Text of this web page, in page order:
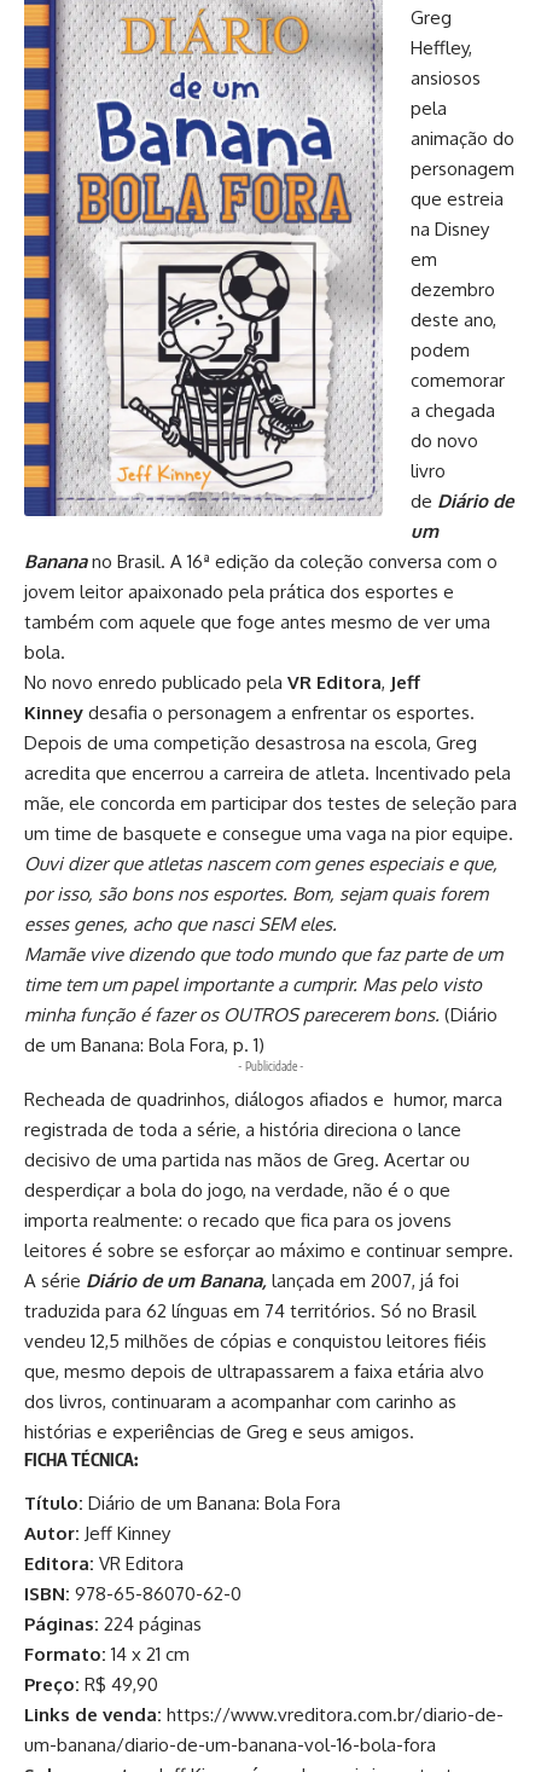
Greg
Heffley,
ansiosos
pela
animação do
personagem
que estreia
na Disney
em
dezembro
deste ano,
podem
comemorar
a chegada
do novo
livro
de Diário de
um
Bananano Brasil. A 16ª edição da coleção conversa com o
jovem leitor apaixonado pela prática dos esportes e
também com aquele que foge antes mesmo de ver uma
bola.
No novo enredo publicado pela VR Editora, Jeff
Kinney desafia o personagem a enfrentar os esportes.
Depois de uma competição desastrosa na escola, Greg
acredita que encerrou a carreira de atleta. Incentivado pela
mãe, ele concorda em participar dos testes de seleção para
um time de basquete e consegue uma vaga na pior equipe.
Ouvi dizer que atletas nascem com genes especiais e que,
por isso, são bons nos esportes. Bom, sejam quais forem
esses genes, acho que nasci SEM eles.
Mamãe vive dizendo que todo mundo que faz parte de um
time tem um papel importante a cumprir. Mas pelo visto
minha função é fazer os OUTROS parecerem bons. (Diário
de um Banana: Bola Fora, p. 1)
- Publicidade -
Recheada de quadrinhos, diálogos afiados e humor, marca
registrada de toda a série, a história direciona o lance
decisivo de uma partida nas mãos de Greg. Acertar ou
desperdiçar a bola do jogo, na verdade, não é o que
importa realmente: o recado que fica para os jovens
leitores é sobre se esforçar ao máximo e continuar sempre.
A série Diário de um Banana, lançada em 2007, já foi
traduzida para 62 línguas em 74 territórios. Só no Brasil
vendeu 12,5 milhões de cópias e conquistou leitores fiéis
que, mesmo depois de ultrapassarem a faixa etária alvo
dos livros, continuaram a acompanhar com carinho as
histórias e experiências de Greg e seus amigos.
FICHA TÉCNICA:
Título: Diário de um Banana: Bola Fora
Autor: Jeff Kinney
Editora: VR Editora
ISBN: 978-65-86070-62-0
Páginas: 224 páginas
Formato: 14 x 21 cm
Preço: R$ 49,90
Links de venda: https://www.vreditora.com.br/diario-de-
um-banana/diario-de-um-banana-vol-16-bola-fora